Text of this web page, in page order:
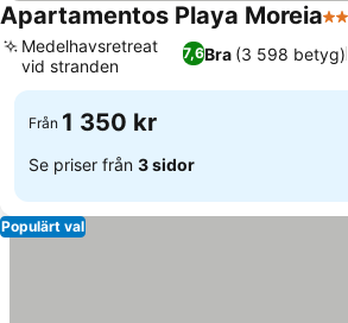
Apartamentos Playa Moreia3
7,6Bra (3 598 betyg)
Medelhavsretreat
vid stranden
Från 1 350 kr
Se priser från 3 sidor
Populärt val